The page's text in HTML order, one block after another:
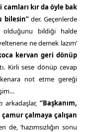
kır da öyle bak
bilesin”der. Geçenlerde
olduğunu bildiği halde
ne demek lazım’
kervan geri dönüp
Kirli sese dönüp cevap
not etme gereği
arkadaşlar, “Başkanım,
çamur çalmaya çalışan
de, ‘hazımsızlığın sonu